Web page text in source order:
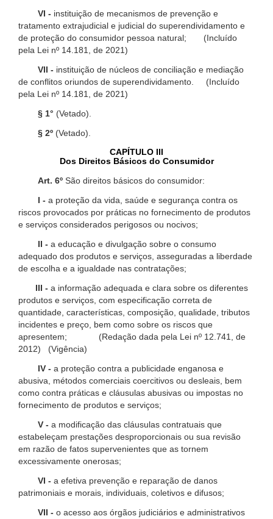
VI - instituição de mecanismos de prevenção e
tratamento extrajudicial e judicial do superendividamento e
de proteção do consumidor pessoa natural; (Incluído
pela Lei nº 14.181, de 2021)
VII - instituição de núcleos de conciliação e mediação
de conflitos oriundos de superendividamento. (Incluído
pela Lei nº 14.181, de 2021)
§ 1° (Vetado).
§ 2º (Vetado).
CAPÍTULO III
Dos Direitos Básicos do Consumidor
Art. 6º São direitos básicos do consumidor:
I - a proteção da vida, saúde e segurança contra os
riscos provocados por práticas no fornecimento de produtos
e serviços considerados perigosos ou nocivos;
II - a educação e divulgação sobre o consumo
adequado dos produtos e serviços, asseguradas a liberdade
de escolha e a igualdade nas contratações;
III - a informação adequada e clara sobre os diferentes
produtos e serviços, com especificação correta de
quantidade, características, composição, qualidade, tributos
incidentes e preço, bem como sobre os riscos que
apresentem; (Redação dada pela Lei nº 12.741, de
2012) (Vigência)
IV - a proteção contra a publicidade enganosa e
abusiva, métodos comerciais coercitivos ou desleais, bem
como contra práticas e cláusulas abusivas ou impostas no
fornecimento de produtos e serviços;
V - a modificação das cláusulas contratuais que
estabeleçam prestações desproporcionais ou sua revisão
em razão de fatos supervenientes que as tornem
excessivamente onerosas;
VI - a efetiva prevenção e reparação de danos
patrimoniais e morais, individuais, coletivos e difusos;
VII - o acesso aos órgãos judiciários e administrativos